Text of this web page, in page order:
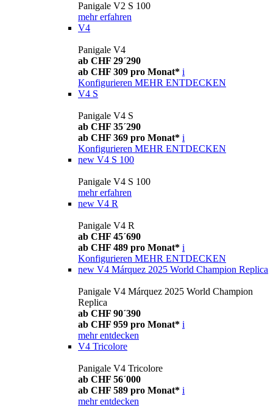
Panigale V2 S 100
mehr erfahren
V4
Panigale V4
ab CHF 29´290
ab CHF 309 pro Monat* i
Konfigurieren MEHR ENTDECKEN
V4 S
Panigale V4 S
ab CHF 35´290
ab CHF 369 pro Monat* i
Konfigurieren MEHR ENTDECKEN
new V4 S 100
Panigale V4 S 100
mehr erfahren
new V4 R
Panigale V4 R
ab CHF 45´690
ab CHF 489 pro Monat* i
Konfigurieren MEHR ENTDECKEN
new V4 Márquez 2025 World Champion Replica
Panigale V4 Márquez 2025 World Champion
Replica
ab CHF 90´390
ab CHF 959 pro Monat* i
mehr entdecken
V4 Tricolore
Panigale V4 Tricolore
ab CHF 56´000
ab CHF 589 pro Monat* i
mehr entdecken